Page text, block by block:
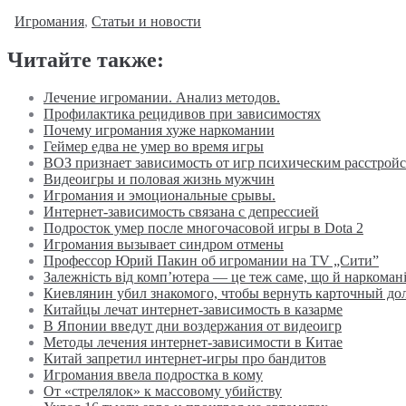
Игромания, Статьи и новости
Читайте также:
Лечение игромании. Анализ методов.
Профилактика рецидивов при зависимостях
Почему игромания хуже наркомании
Геймер едва не умер во время игры
ВОЗ признает зависимость от игр психическим
Видеоигры и половая жизнь мужчин
Игромания и эмоциональные срывы.
Интернет-зависимость связана с депрессией
Подросток умер после многочасовой игры в Dota 2
Игромания вызывает синдром отмены
Профессор Юрий Пакин об игромании на TV „Сити”
Залежність від комп’ютера — це теж саме, що й
Киевлянин убил знакомого, чтобы вернуть карточный
Китайцы лечат интернет-зависимость в казарме
В Японии введут дни воздержания от видеоигр
Методы лечения интернет-зависимости в Китае
Китай запретил интернет-игры про бандитов
Игромания ввела подростка в кому
От «стрелялок» к массовому убийству